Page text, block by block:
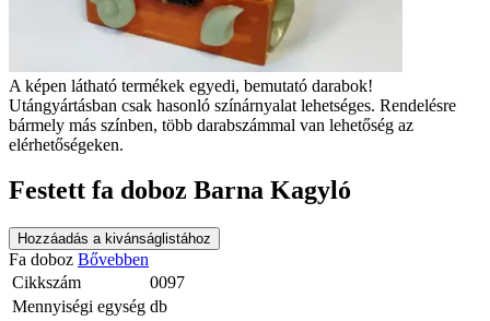
A képen látható termékek egyedi, bemutató darabok!
Utángyártásban csak hasonló színárnyalat lehetséges. Rendelésre
bármely más színben, több darabszámmal van lehetőség az
elérhetőségeken.
Festett fa doboz Barna Kagyló
Hozzáadás a kivánságlistához
Fa doboz Bővebben
Cikkszám
0097
Mennyiségi egység db